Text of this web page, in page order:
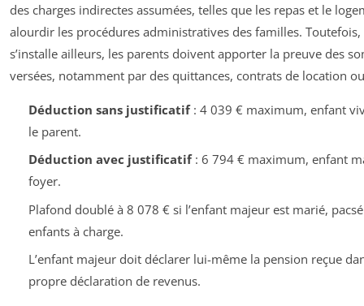
des charges indirectes assumées, telles que les repas et le
alourdir les procédures administratives des familles. Toutefois,
s’installe ailleurs, les parents doivent apporter la preuve des
versées, notamment par des quittances, contrats de location
Déduction sans justificatif: 4 039 € maximum, enfant
le parent.
Déduction avec justificatif: 6 794 € maximum, enfant
foyer.
Plafond doublé à 8 078 € si l’enfant majeur est marié,
enfants à charge.
L’enfant majeur doit déclarer lui-même la pension reçue
propre déclaration de revenus.